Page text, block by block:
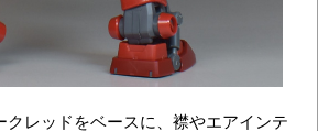
クレッドをベースに、襟やエアインテ